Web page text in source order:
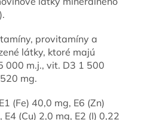
provitamíny a
látky, ktoré majú
000 m.j., vit. D3 1 500
mg.
E1 (Fe) 40,0 mg, E6 (Zn)
(Cu) 2,0 mg, E2 (I) 0,22